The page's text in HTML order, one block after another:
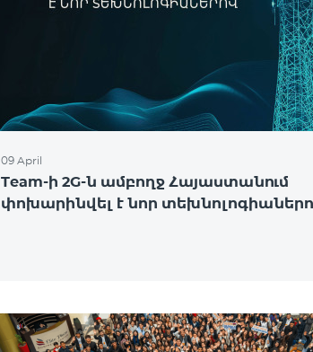
09 April
Team-ի 2G-ն ամբողջ Հայաստանում
փոխարինվել է նոր